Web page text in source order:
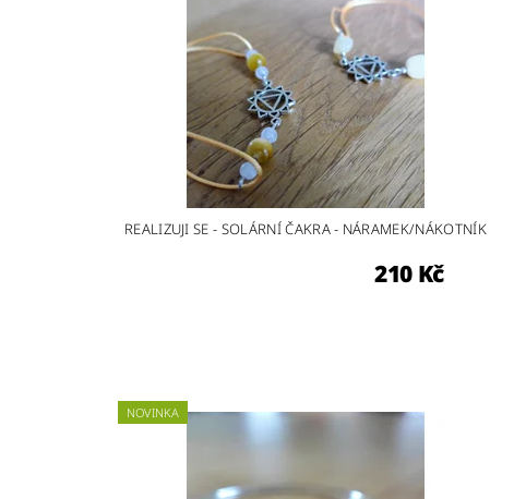
REALIZUJI SE - SOLÁRNÍ ČAKRA - NÁRAMEK/NÁKOTNÍK
210 Kč
NOVINKA